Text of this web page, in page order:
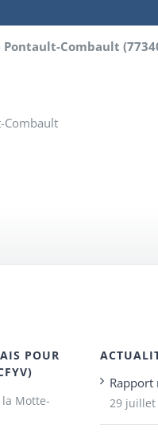
Combault
Combault
POUR
Motte-
Rapport
29 juillet